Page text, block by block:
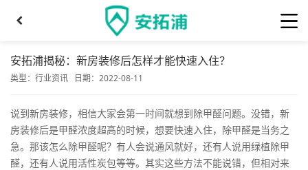
安拓浦揭秘：新房装修后怎样才能快速入住？
类型： 行业资讯 日期：2022-08-11
说到新房装修，相信大家会第一时间就想到除甲醛问题。没错，新
房装修后是甲醛浓度超高的时候，想要快速入住，除甲醛是当务之
急。那该怎么除甲醛呢？有人会说通风就好，还有人说用绿植除甲
醛，还有人说用活性炭包等等。其实这些方法不能说错，但相对来